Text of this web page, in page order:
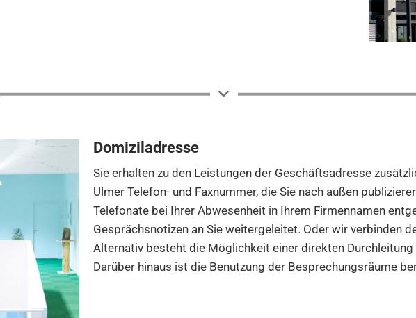
Domiziladresse
Sie erhalten zu den Leistungen der Geschäftsadresse
Ulmer Telefon- und Faxnummer, die Sie nach außen
Telefonate bei Ihrer Abwesenheit in Ihrem Firmennamen
Gesprächsnotizen an Sie weitergeleitet. Oder wir verbinden
Alternativ besteht die Möglichkeit einer direkten
Darüber hinaus ist die Benutzung der Besprechungsräume